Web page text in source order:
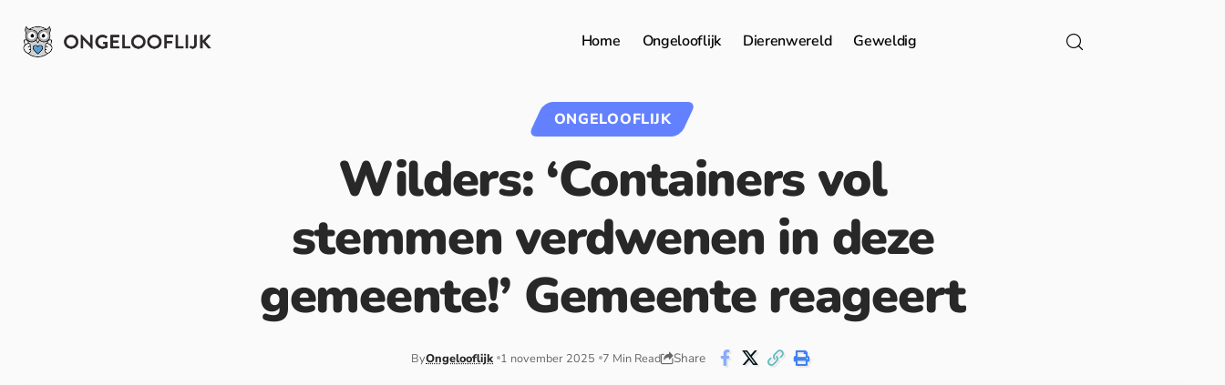
Home Ongelooflijk Dierenwereld Geweldig
ONGELOOFLIJK
Wilders: ‘Containers vol
stemmen verdwenen in deze
gemeente!’ Gemeente reageert
ByOngelooflijk 1 november 2025 7 Min Read Share